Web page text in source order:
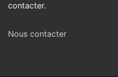
contacter.
Nous contacter